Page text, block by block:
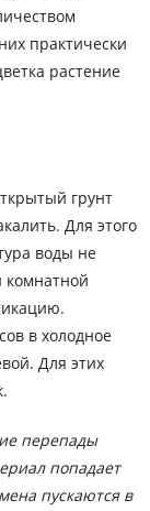
практически
растение
грунт
Для этого
воды не
комнатной
в холодное
Для этих
перепады
попадает
пускаются в